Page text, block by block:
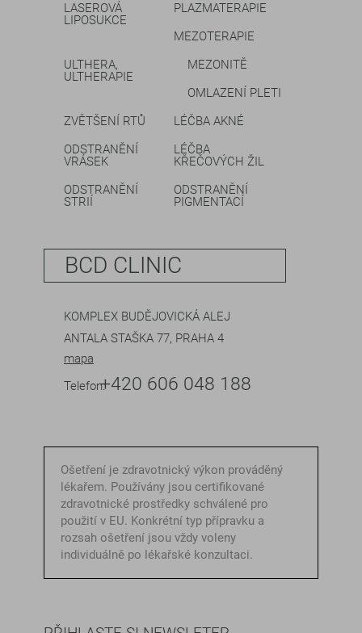
LASEROVÁ
LIPOSUKCE
PLAZMATERAPIE
MEZOTERAPIE
ULTHERA,
ULTHERAPIE
MEZONITĚ
OMLAZENÍ PLETI
ZVĚTŠENÍ RTŮ
LÉČBA AKNÉ
ODSTRANĚNÍ
VRÁSEK
LÉČBA
KŘEČOVÝCH ŽIL
ODSTRANĚNÍ
STRIÍ
ODSTRANĚNÍ
PIGMENTACÍ
BCD CLINIC
KOMPLEX BUDĚJOVICKÁ ALEJ
ANTALA STAŠKA 77, PRAHA 4
mapa
Telefon:+420 606 048 188
Ošetření je zdravotnický výkon prováděný
lékařem. Používány jsou certifikované
zdravotnické prostředky schválené pro
použití v EU. Konkrétní typ přípravku a
rozsah ošetření jsou vždy voleny
individuálně po lékařské konzultaci.